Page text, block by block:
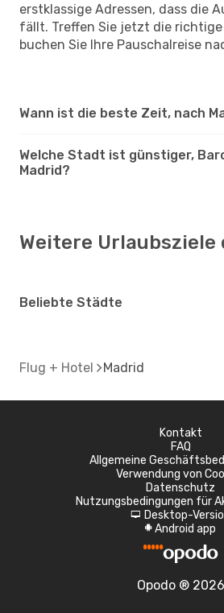
erstklassige Adressen, dass die
fällt. Treffen Sie jetzt die
buchen Sie Ihre Pauschalreise
Wann ist die beste Zeit, nach
Welche Stadt ist günstiger,
Madrid?
Weitere Urlaubsziele
Beliebte Städte
Flug + Hotel Madrid
Kontakt
FAQ
Allgemeine
Verwendung von
Datenschutz
Nutzungsbedingungen für
d Desktop-
A Android app
Opodo ® 2026